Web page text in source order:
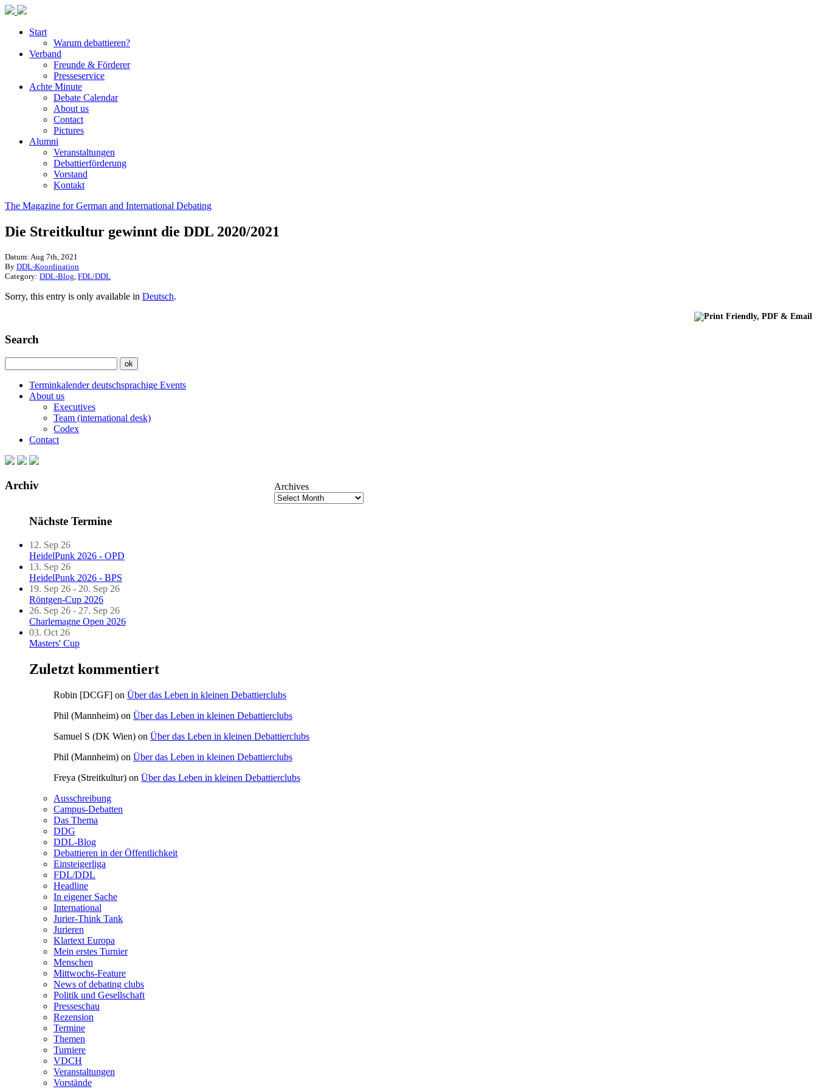
Start
Warum debattieren?
Verband
Freunde & Förderer
Presseservice
Achte Minute
Debate Calendar
About us
Contact
Pictures
Alumni
Veranstaltungen
Debattierförderung
Vorstand
Kontakt
The Magazine for German and International Debating
Die Streitkultur gewinnt die DDL 2020/2021
Datum: Aug 7th, 2021
By DDL-Koordination
Category: DDL-Blog FDL/DDL
Sorry, this entry is only available in Deutsch.
Search
Terminkalender deutschsprachige Events
About us
Executives
Team (international desk)
Codex
Contact
Archiv Archives
Nächste Termine
12. Sep 26
HeidelPunk 2026 - OPD
13. Sep 26
HeidelPunk 2026 - BPS
19. Sep 26 - 20. Sep 26
Röntgen-Cup 2026
26. Sep 26 - 27. Sep 26
Charlemagne Open 2026
03. Oct 26
Masters' Cup
Zuletzt kommentiert
Robin [DCGF] on Über das Leben in kleinen Debattierclubs
Phil (Mannheim) on Über das Leben in kleinen Debattierclubs
Samuel S (DK Wien) on Über das Leben in kleinen Debattierclubs
Phil (Mannheim) on Über das Leben in kleinen Debattierclubs
Freya (Streitkultur) on Über das Leben in kleinen Debattierclubs
Ausschreibung
Campus-Debatten
Das Thema
DDG
DDL-Blog
Debattieren in der Öffentlichkeit
Einsteigerliga
FDL/DDL
Headline
In eigener Sache
International
Jurier-Think Tank
Jurieren
Klartext Europa
Mein erstes Turnier
Menschen
Mittwochs-Feature
News of debating clubs
Politik und Gesellschaft
Presseschau
Rezension
Termine
Themen
Turniere
VDCH
Veranstaltungen
Vorstände